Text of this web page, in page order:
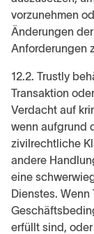
vorzunehmen
Änderungen
Anforderungen
12.2. Trustly
Transaktion
Verdacht auf
wenn aufgrund
zivilrechtliche
andere
eine
Dienstes.
erfüllt sind,